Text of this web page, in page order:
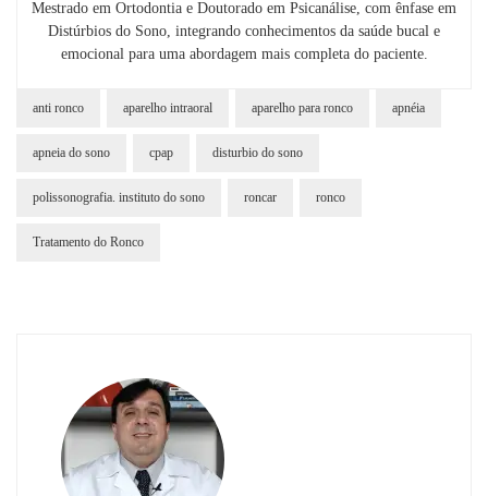
Mestrado em Ortodontia e Doutorado em Psicanálise, com ênfase em
Distúrbios do Sono, integrando conhecimentos da saúde bucal e
emocional para uma abordagem mais completa do paciente.
anti ronco aparelho intraoral aparelho para ronco apnéia
apneia do sono cpap disturbio do sono
polissonografia. instituto do sono roncar ronco
Tratamento do Ronco